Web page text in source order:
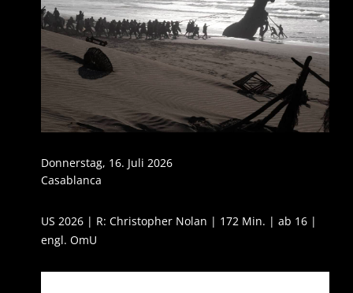
Donnerstag, 16. Juli 2026
Casablanca
US 2026 | R: Christopher Nolan | 172 Min. | ab 16 |
engl. OmU